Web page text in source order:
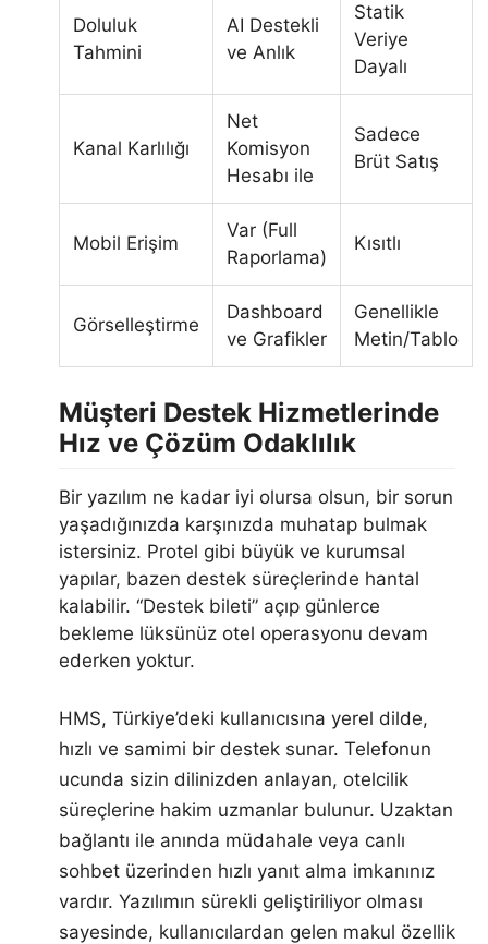
Doluluk
Tahmini
AI Destekli
ve Anlık
Statik
Veriye
Dayalı
Kanal Karlılığı
Net
Komisyon
Hesabı ile
Sadece
Brüt Satış
Mobil Erişim
Var (Full
Raporlama)
Kısıtlı
Görselleştirme
Dashboard
ve Grafikler
Genellikle
Metin/Tablo
Müşteri Destek Hizmetlerinde
Hız ve Çözüm Odaklılık
Bir yazılım ne kadar iyi olursa olsun, bir sorun
yaşadığınızda karşınızda muhatap bulmak
istersiniz. Protel gibi büyük ve kurumsal
yapılar, bazen destek süreçlerinde hantal
kalabilir. “Destek bileti” açıp günlerce
bekleme lüksünüz otel operasyonu devam
ederken yoktur.
HMS, Türkiye’deki kullanıcısına yerel dilde,
hızlı ve samimi bir destek sunar. Telefonun
ucunda sizin dilinizden anlayan, otelcilik
süreçlerine hakim uzmanlar bulunur. Uzaktan
bağlantı ile anında müdahale veya canlı
sohbet üzerinden hızlı yanıt alma imkanınız
vardır. Yazılımın sürekli geliştiriliyor olması
sayesinde, kullanıcılardan gelen makul özellik